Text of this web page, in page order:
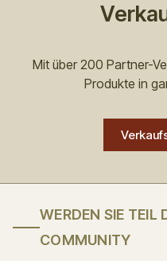
Mit über 200 Partner-
Produkte in
WERDEN SIE TEIL
COMMUNITY